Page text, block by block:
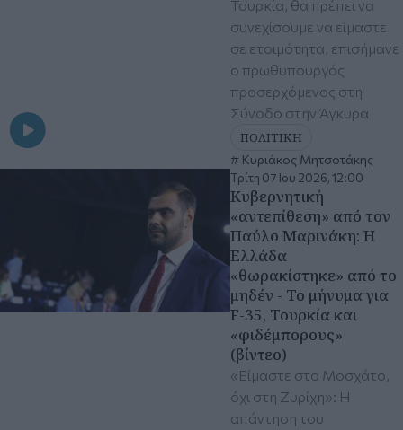
Τουρκία, θα πρέπει να
συνεχίσουμε να είμαστε
σε ετοιμότητα, επισήμανε
ο πρωθυπουργός
προσερχόμενος στη
Σύνοδο στην Άγκυρα
ΠΟΛΙΤΙΚΗ
Κυριάκος Μητσοτάκης
Τρίτη 07 Ιου 2026, 12:00
Κυβερνητική
«αντεπίθεση» από τον
Παύλο Μαρινάκη: Η
Ελλάδα
«θωρακίστηκε» από το
μηδέν - Το μήνυμα για
F-35, Τουρκία και
«φιδέμπορους»
(βίντεο)
«Είμαστε στο Μοσχάτο,
όχι στη Ζυρίχη»: Η
απάντηση του